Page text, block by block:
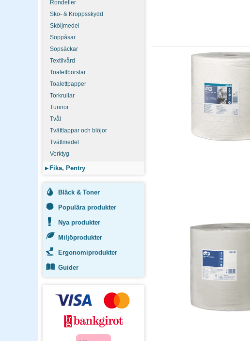
Rondeller
Sko- & Kroppsskydd
Sköljmedel
Soppåsar
Sopsäckar
Textilvård
Toalettborstar
Toalettpapper
Torkrullar
Tunnor
Tvål
Tvättlappar och blöjor
Tvättmedel
Verktyg
▸ Fika, Pentry
Bläck & Toner
Populära produkter
Nya produkter
Miljöprodukter
Ergonomiprodukter
Guider